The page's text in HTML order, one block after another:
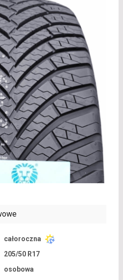
całoroczna
205/50 R17
osobowa